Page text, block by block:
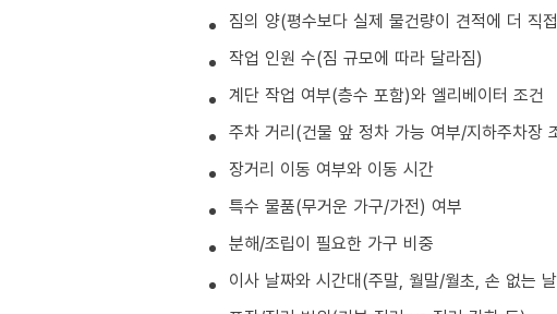
짐의 양(평수보다 실제 물건량이 견적에 더 직
작업 인원 수(짐 규모에 따라 달라짐)
계단 작업 여부(층수 포함)와 엘리베이터 조건
주차 거리(건물 앞 정차 가능 여부/지하주차장
장거리 이동 여부와 이동 시간
특수 물품(무거운 가구/가전) 여부
분해/조립이 필요한 가구 비중
이사 날짜와 시간대(주말, 월말/월초, 손 없는